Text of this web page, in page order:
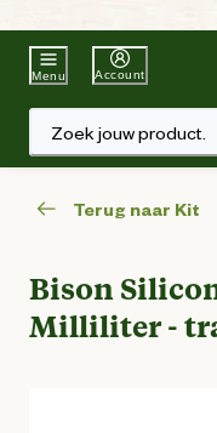
Menu Account
Zoek jouw product.
Terug naar Kit
Bison
Milliliter -